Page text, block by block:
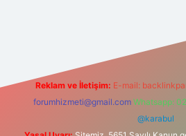
Reklam ve İletişim: E-mail:
forumhizmeti@gmail.com Whatsapp:
@karabul